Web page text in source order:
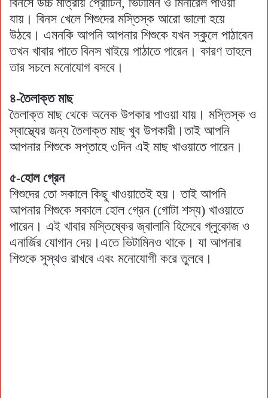
যায়। বিনস খেলে শিশুদের মস্তিস্ক আরো ভালো হয়ে
উঠবে। এমনকি আপনি আপনার শিশুকে যখন স্কুলে পাঠাবেন
তখন খাবার পাতে বিনস খাইয়ে পাঠাতে পারেন। কারণ তাহলে
তার সচলে মনোযোগ বসবে।
৪-তৈলাক্ত মাছ
তৈলাক্ত মাছ থেকে অনেক উপকার পাওয়া যায়। মস্তিস্ক ও
স্বাস্থ্যের জন্য তৈলাক্ত মাছ খুব উপকারী।তাই আপনি
আপনার শিশুকে সপ্তাহে ৩দিন এই মাছ খাওয়াতে পারেন।
৫-হোল গ্রেন
শিশুদের তো সকালে কিছু খাওয়াতেই হয়। তাই আপনি
আপনার শিশুকে সকালে হোল গ্রেন (গোটা শস্য) খাওয়াতে
পারেন। এই খাবার মস্তিষ্কের জ্বালানি হিসেবে গ্লুকোজ ও
এনার্জির যোগান দেয়।এতে ভিটামিনও থাকে। যা আপনার
শিশুকে সুস্থও রাখবে এবং মনোযোগী করে তুলবে।